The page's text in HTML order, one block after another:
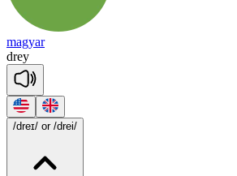
magyar
drey
/dreɪ/ or /drei/